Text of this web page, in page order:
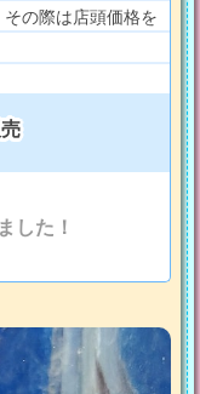
の際は店頭価格を
した！